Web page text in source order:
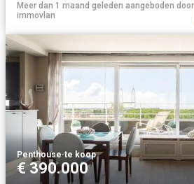
Meer dan 1 maand geleden aangeboden door
immovlan
Penthouse·te koop
€ 390.000